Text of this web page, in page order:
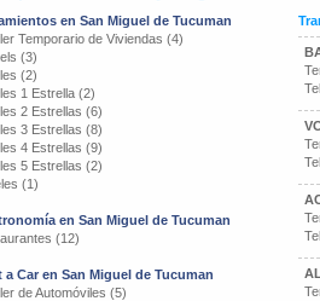
en San Miguel de Tucuman
Temporario de Viviendas (4)
(3)
(2)
1 Estrella (2)
2 Estrellas (6)
3 Estrellas (8)
4 Estrellas (9)
5 Estrellas (2)
(1)
en San Miguel de Tucuman
(12)
a Car en San Miguel de Tucuman
de Automóviles (5)